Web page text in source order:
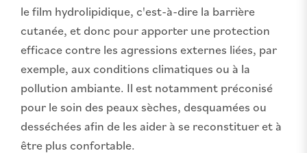
le film hydrolipidique, c'est-à-dire la barrière
cutanée, et donc pour apporter une protection
efficace contre les agressions externes liées, par
exemple, aux conditions climatiques ou à la
pollution ambiante. Il est notamment préconisé
pour le soin des peaux sèches, desquamées ou
desséchées afin de les aider à se reconstituer et à
être plus confortable.